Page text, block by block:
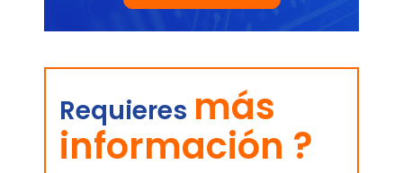
Requieres más
información ?